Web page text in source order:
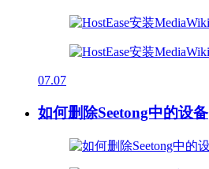
07.07
如何删除Seetong中的设备